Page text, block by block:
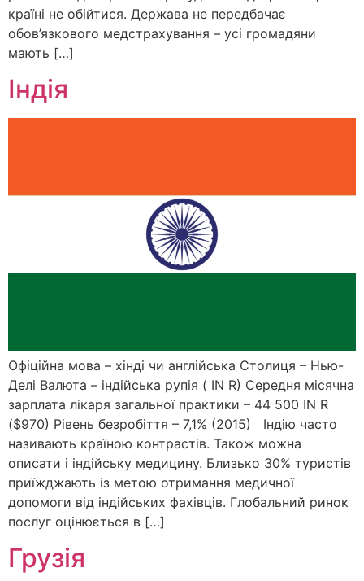
країні не обійтися. Держава не передбачає
обов’язкового медстрахування – усі громадяни
мають […]
Індія
Офіційна мова – хінді чи англійська Столиця – Нью-
Делі Валюта – індійська рупія ( IN R) Середня місячна
зарплата лікаря загальної практики – 44 500 IN R
($970) Рівень безробіття – 7,1% (2015) Індію часто
називають країною контрастів. Також можна
описати і індійську медицину. Близько 30% туристів
приїжджають із метою отримання медичної
допомоги від індійських фахівців. Глобальний ринок
послуг оцінюється в […]
Грузія